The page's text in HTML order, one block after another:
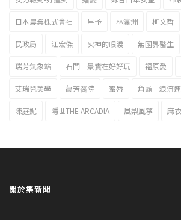
日本農業株式會社 星予 林瀛洲 柯文哲
民政局 江宏傑 火神的眼淚 無國界醫生
瑞芳氣象站 石門十景實在好好玩 福原愛
艾瑞兒美學 萬芳醫院 蜜唇 角頭－浪流連
陳庭妮 隱世THE ARCADIA 風梨風箏 麻衣
關於集新聞